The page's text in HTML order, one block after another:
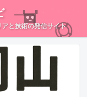
と技術の発信サイト